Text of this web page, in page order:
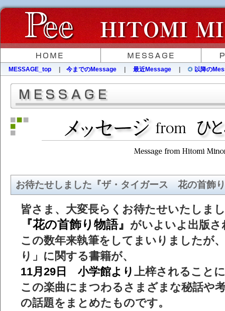
MESSAGE_top 今までのMessage 最近Message 以降の
お待たせしました『ザ・タイガース 花の首飾
皆さま、大変長らくお待たせいたしま
『花の首飾り物語』 がいよいよ出版さ
この数年来執筆をしてまいりましたが
り」に関する書籍が、
11月29日 小学館より 上梓されること
この楽曲にまつわるさまざまな秘話や
の話題をまとめたものです。